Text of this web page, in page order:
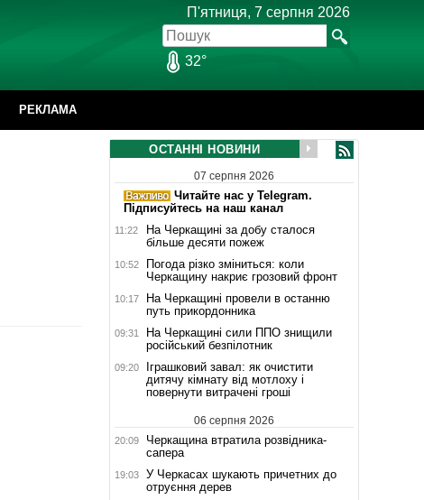
П'ятниця, 7 серпня 2026
32°
РЕКЛАМА
ОСТАННІ НОВИНИ
07 серпня 2026
Читайте нас у Telegram.
Підписуйтесь на наш канал
11:22
На Черкащині за добу сталося
більше десяти пожеж
10:52
Погода різко зміниться: коли
Черкащину накриє грозовий фронт
10:17
На Черкащині провели в останню
путь прикордонника
09:31
На Черкащині сили ППО знищили
російський безпілотник
09:20
Іграшковий завал: як очистити
дитячу кімнату від мотлоху і
повернути витрачені гроші
06 серпня 2026
20:09
Черкащина втратила розвідника-
сапера
19:03
У Черкасах шукають причетних до
отруєння дерев